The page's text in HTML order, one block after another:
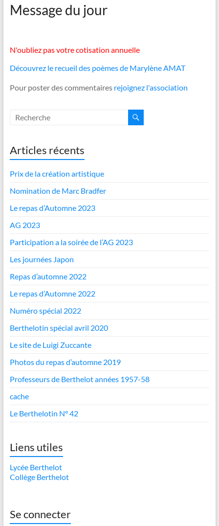
Message du jour
N'oubliez pas votre cotisation annuelle
Découvrez le recueil des poèmes de Marylène AMAT
Pour poster des commentaires rejoignez l'association
Articles récents
Prix de la création artistique
Nomination de Marc Bradfer
Le repas d’Automne 2023
AG 2023
Participation a la soirée de l’AG 2023
Les journées Japon
Repas d’automne 2022
Le repas d’Automne 2022
Numéro spécial 2022
Berthelotin spécial avril 2020
Le site de Luigi Zuccante
Photos du repas d’automne 2019
Professeurs de Berthelot années 1957-58
cache
Le Berthelotin N° 42
Liens utiles
Lycée Berthelot
Collège Berthelot
Se connecter